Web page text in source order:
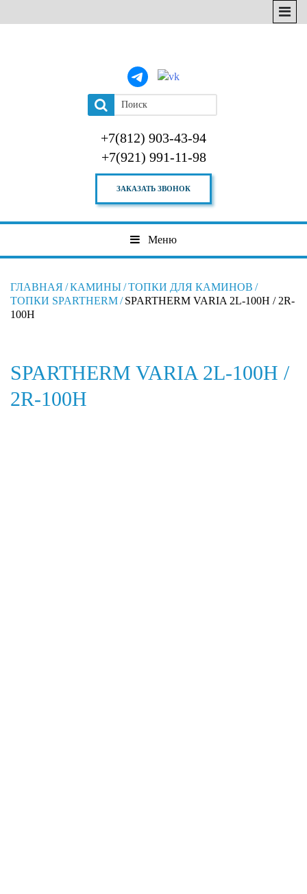
+7(812) 903-43-94
+7(921) 991-11-98
ЗАКАЗАТЬ ЗВОНОК
Меню
ГЛАВНАЯ /КАМИНЫ/ТОПКИ ДЛЯ КАМИНОВ /
ТОПКИ SPARTHERM/ SPARTHERM VARIA 2L-100H / 2R-
100H
SPARTHERM VARIA 2L-100H /
2R-100H